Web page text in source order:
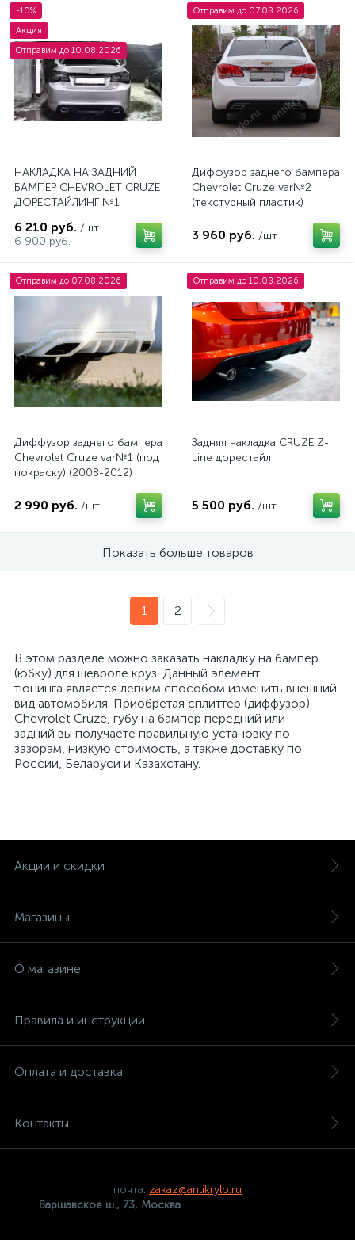
-10%
Акция
Отправим до 10.08.2026
НАКЛАДКА НА ЗАДНИЙ
БАМПЕР CHEVROLET CRUZE
ДОРЕСТАЙЛИНГ №1
6 210 руб. /шт
6 900 руб.
Отправим до 07.08.2026
Диффузор заднего бампера
Chevrolet Cruze var№2
(текстурный пластик)
3 960 руб. /шт
Отправим до 07.08.2026
Диффузор заднего бампера
Chevrolet Cruze var№1 (под
покраску) (2008-2012)
2 990 руб. /шт
Отправим до 10.08.2026
Задняя накладка CRUZE Z-
Line дорестайл
5 500 руб. /шт
Показать больше товаров
1 2
В этом разделе можно заказать накладку на бампер
(юбку) для шевроле круз. Данный элемент
тюнинга является легким способом изменить внешний
вид автомобиля. Приобретая сплиттер (диффузор)
Chevrolet Cruze, губу на бампер передний или
задний вы получаете правильную установку по
зазорам, низкую стоимость, а также доставку по
России, Беларуси и Казахстану.
Акции и скидки
Магазины
О магазине
Правила и инструкции
Оплата и доставка
Контакты
почта: zakaz@antikrylo.ru
Варшавское ш., 73, Москва